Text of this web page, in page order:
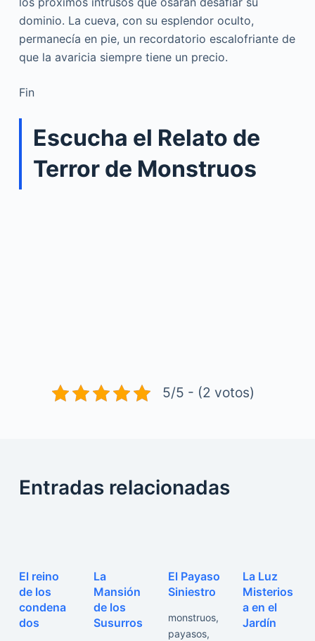
dominio. La cueva, con su esplendor oculto,
permanecía en pie, un recordatorio escalofriante de
que la avaricia siempre tiene un precio.
Fin
Escucha el Relato de
Terror de Monstruos
5/5 - (2 votos)
Entradas relacionadas
El reino
de los
condena
dos
La
Mansión
de los
Susurros
El Payaso
Siniestro
monstruos,
payasos,
La Luz
Misterios
a en el
Jardín